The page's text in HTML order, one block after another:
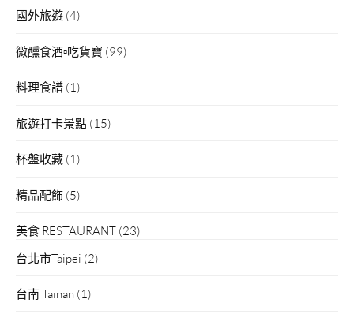
國外旅遊 (4)
微醺食酒▫吃貨寶 (99)
料理食譜 (1)
旅遊打卡景點 (15)
杯盤收藏 (1)
精品配飾 (5)
美食 RESTAURANT (23)
台北市Taipei (2)
台南 Tainan (1)